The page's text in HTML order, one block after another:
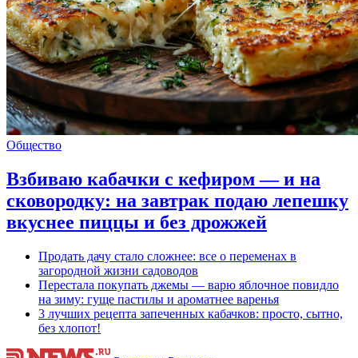
Общество
Взбиваю кабачки с кефиром — и на
сковородку: на завтрак подаю лепешку
вкуснее пиццы и без дрожжей
Продать дачу стало сложнее: все о переменах в
загородной жизни садоводов
Перестала покупать джемы — варю яблочное повидло
на зиму: гуще пастилы и ароматнее варенья
3 лучших рецепта запеченных кабачков: просто, сытно,
без хлопот!